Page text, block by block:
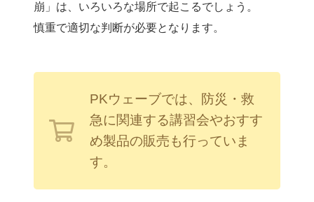
崩」は、いろいろな場所で起こるでしょう。
慎重で適切な判断が必要となります。
PKウェーブでは、防災・救
急に関連する講習会やおすす
め製品の販売も行っていま
す。